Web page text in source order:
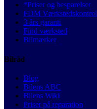
*Priser og besparelser
FDM Værkstedskontrol
3 års garanti
Find værksted
Bilmærker
Bilråd
Blog
Bilens ABC
Bilens Wiki
Priser på reparation